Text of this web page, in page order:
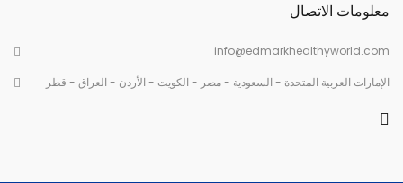
معلومات الاتصال
info@edmarkhealthyworld.com
الإمارات العربية المتحدة - السعودية - مصر - الكويت - الأردن - العراق - قطر